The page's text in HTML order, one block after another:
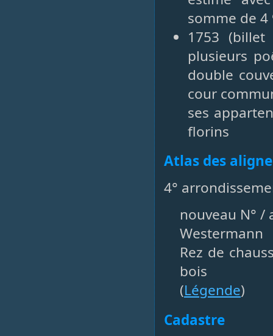
somme de
1753 (billet
plusieurs
double
cour
ses
florins
Atlas des
4°
nouveau N° /
Westermann
Rez de
bois
(Légende)
Cadastre